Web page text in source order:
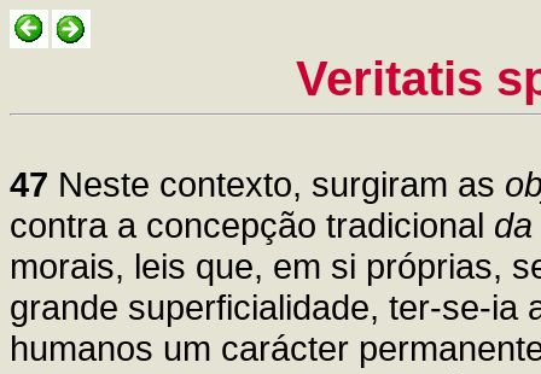
Veritatis
47 Neste contexto, surgiram as
contra a concepção tradicional
morais, leis que, em si próprias,
grande superficialidade, ter-se-ia
humanos um carácter